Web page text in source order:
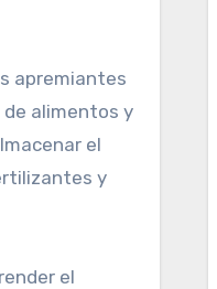
apremiantes
de alimentos y
el
y
el